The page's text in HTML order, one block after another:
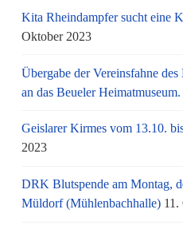
Kita Rheindampfer sucht eine
Oktober 2023
Übergabe der Vereinsfahne
an das Beueler Heimatmuseum.
Geislarer Kirmes vom 13.10.
2023
DRK Blutspende am Montag,
Müldorf (Mühlenbachhalle) 11.